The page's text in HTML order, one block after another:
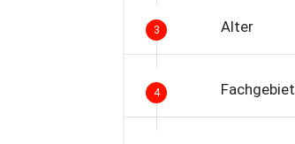
3 Alter
4 Fachgebiet